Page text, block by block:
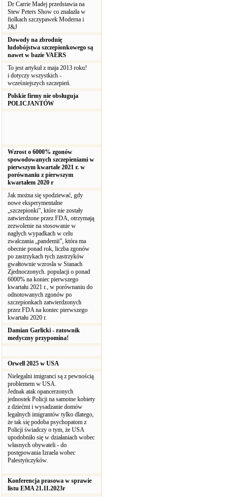
Dr Carrie Madej przedstawia na
Stew Peters Show co znalazła w
fiolkach szczypawek Moderna i
J&J
Dowody na zbrodnię
ludobójstwa szczepionkowego są
nawet w bazie VAERS
To jest artykuł z maja 2013 roku!
i dotyczy wszystkich -
wcześniejszych szczepień.
Polskie firmy nie obsługuja
POLICJANTÓW
Wzrost o 6000% zgonów
spowodowanych szczepieniami w
pierwszym kwartale 2021 r. w
porównaniu z pierwszym
kwartałem 2020 r
Jak można się spodziewać, gdy
nowe eksperymentalne
„szczepionki”, które nie zostały
zatwierdzone przez FDA, otrzymają
zezwolenie na stosowanie w
nagłych wypadkach w celu
zwalczania „pandemii”, która ma
obecnie ponad rok, liczba zgonów
po zastrzykach tych zastrzyków
gwałtownie wzrosła w Stanach
Zjednoczonych. populacji o ponad
6000% na koniec pierwszego
kwartału 2021 r., w porównaniu do
odnotowanych zgonów po
szczepionkach zatwierdzonych
przez FDA na koniec pierwszego
kwartału 2020 r.
Damian Garlicki - ratownik
medyczny przypomina!
Orwell 2025 w USA
Nielegalni imigranci są z pewnością
problemem w USA.
Jednak atak opancerzonych
jednostek Policji na samotne kobiety
z dziećmi i wysadzanie domów
legalnych imigrantów tylko dlatego,
że tak się podoba psychopatom z
Policji świadczy o tym, że USA
upodobniło się w działaniach wobec
własnych obywateli - do
postępowania Izraela wobec
Palestyńczyków.
Konferencja prasowa w sprawie
listu EMA 21.11.2023r